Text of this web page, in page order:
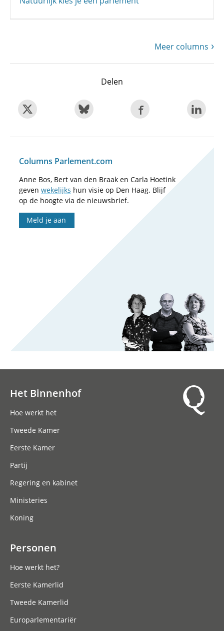
Meer columns
Delen
Columns Parlement.com
Anne Bos, Bert van den Braak en Carla Hoetink
geven wekelijks hun visie op Den Haag. Blijf
op de hoogte via de nieuwsbrief.
Meld je aan
Het Binnenhof
Hoe werkt het
Tweede Kamer
Eerste Kamer
Partij
Regering en kabinet
Ministeries
Koning
Personen
Hoe werkt het?
Eerste Kamerlid
Tweede Kamerlid
Europarlementariër